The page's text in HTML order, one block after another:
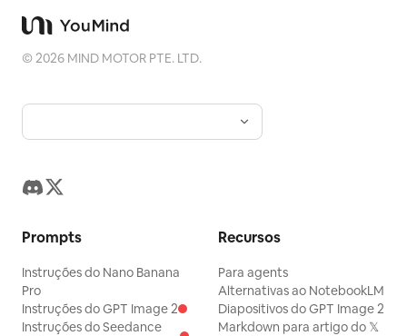
©2026 MIND MOTOR PTE. LTD.
Prompts
Instruções do Nano Banana
Pro
Instruções do GPT Image 2
Instruções do Seedance
Recursos
Para agents
Alternativas ao NotebookLM
Diapositivos do GPT Image 2
Markdown para artigo do 𝕏